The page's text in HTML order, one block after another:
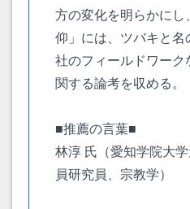
方の変化を明らかにし
仰」には、ツバキと名
社のフィールドワーク
関する論考を収める。
■推薦の言葉■
林淳 氏（愛知学院大
員研究員、宗教学）